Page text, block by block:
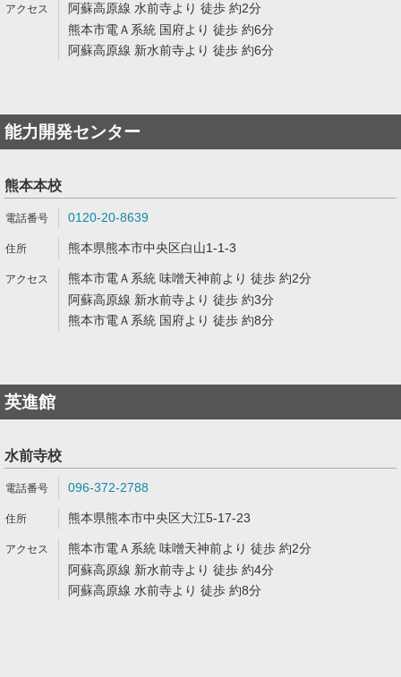
阿蘇高原線 水前寺より 徒歩 約2分
熊本市電Ａ系統 国府より 徒歩 約6分
阿蘇高原線 新水前寺より 徒歩 約6分
能力開発センター
熊本本校
0120-20-8639
熊本県熊本市中央区白山1-1-3
熊本市電Ａ系統 味噌天神前より 徒歩 約2分
阿蘇高原線 新水前寺より 徒歩 約3分
熊本市電Ａ系統 国府より 徒歩 約8分
英進館
水前寺校
096-372-2788
熊本県熊本市中央区大江5-17-23
熊本市電Ａ系統 味噌天神前より 徒歩 約2分
阿蘇高原線 新水前寺より 徒歩 約4分
阿蘇高原線 水前寺より 徒歩 約8分